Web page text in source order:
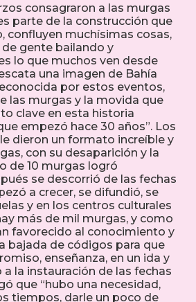
consagraron a las murgas
parte de la construcción que
confluyen muchísimas cosas,
gente bailando y
lo que muchos ven desde
una imagen de Bahía
por estos eventos,
las murgas y la movida que
clave en esta historia
empezó hace 30 años”. Los
dieron un formato increíble y
con su desaparición y la
de 10 murgas logró
se descorrió de las fechas
a crecer, se difundió, se
y en los centros culturales
más de mil murgas, y como
favorecido al conocimiento y
bajada de códigos para que
enseñanza, en un ida y
a la instauración de las fechas
que “hubo una necesidad,
tiempos, darle un poco de